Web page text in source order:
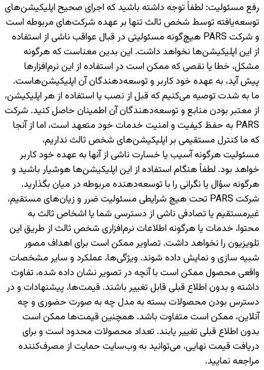
رفع مسئولیت: لطفاً توجه داشته باشید که اجرای صحیح اپلیکیشن‌های
توسعه‌یافته توسط شخص ثالث تنها بر عهده شرکت‌های مربوطه است
و شرکت PARS هیچ‌گونه مسئولیتی در قبال عواقب ناشی از استفاده
از این اپلیکیشن‌ها نخواهد داشت. این بدین معناست که هرگونه
مشکل، خطا یا نقصی که ممکن است در استفاده از این نرم‌افزارها
پیش آید، به عهده خود کاربر و توسعه‌دهندگان آن اپلیکیشن‌هاست.
ما به شدت توصیه می‌کنیم که قبل از نصب یا استفاده از هر اپلیکیشن،
از معتبر بودن منابع و توسعه‌دهندگان آن اطمینان حاصل کنید. شرکت
PARS به حفظ کیفیت و امنیت خدمات خود متعهد است، اما از آنجا
که ما کنترل مستقیمی بر اپلیکیشن‌های شخص ثالث نداریم،
مسئولیت هرگونه آسیب یا خسارت ناشی از آنها به عهده خود کاربر
خواهد بود. لطفاً هنگام استفاده از این اپلیکیشن‌ها هوشیار باشید و
هرگونه سؤال یا نگرانی را با توسعه‌دهنده مربوطه در میان بگذارید.
شرکت PARS تحت هیچ شرایطی مسئولیت ضرر و زیان‌های مستقیم،
غیرمستقیم یا تصادفی ناشی از دسترسی شما یا اشخاص ثالث به
محتوا، خدمات یا هرگونه اطلاعات نرم‌افزاری شخص ثالث از طریق این
تلویزیون را نخواهد داشت. تصاویر ممکن است برای اهداف مصور
شبیه سازی و نمایش داده شوند. ویژگی‌ها، عملکرد و سایر مشخصات
واقعی محصول ممکن است با آنچه در تصویر نشان داده شده، تفاوت
داشته و بدون اطلاع قبلی قابل تغییر باشند. قیمت‌ها، پیشنهادات و در
دسترس بودن محصولات بسته به مدل چه به صورت حضوری و چه
آنلاین، ممکن است متفاوت باشد. همچنین قیمت‌ها ممکن است
بدون اطلاع قبلی تغییر یابند. تعداد محصولات محدود است و برای
دریافت قیمت نهایی، می‌توانید به وب‌سایت حمایت از مصرف‌کننده
مراجعه نمایید.